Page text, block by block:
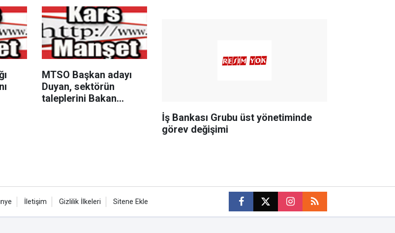
MTSO Başkan adayı
Duyan, sektörün
taleplerini Bakan
İş Bankası Grubu üst yönetiminde
görev değişimi
İletişim Gizlilik İlkeleri Sitene Ekle